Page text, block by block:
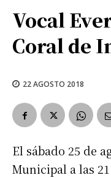
Vocal
Coral de
22 AGOSTO 2018
El sábado 25 de
Municipal a las